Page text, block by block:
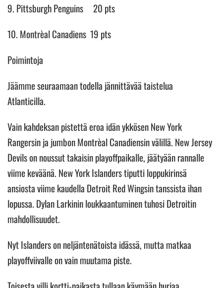
9. Pittsburgh Penguins 20 pts
10. Montrèal Canadiens 19 pts
Poimintoja
Jäämme seuraamaan todella jännittävää taistelua
Atlanticilla.
Vain kahdeksan pistettä eroa idän ykkösen New York
Rangersin ja jumbon Montrèal Canadiensin välillä. New Jersey
Devils on noussut takaisin playoffpaikalle, jäätyään rannalle
viime keväänä. New York Islanders tiputti loppukirinsä
ansiosta viime kaudella Detroit Red Wingsin tanssista ihan
lopussa. Dylan Larkinin loukkaantuminen tuhosi Detroitin
mahdollisuudet.
Nyt Islanders on neljäntenätoista idässä, mutta matkaa
playoffviivalle on vain muutama piste.